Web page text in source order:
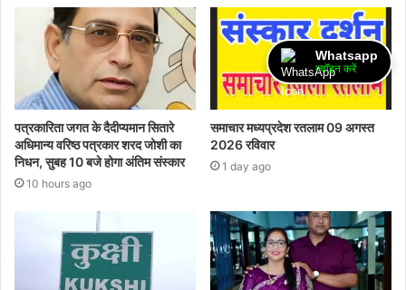
पत्रकारिता जगत के दैदीप्यमान सितारे
अधिमान्य वरिष्ठ पत्रकार शरद जोशी का
निधन, सुबह 10 बजे होगा अंतिम संस्कार
10 hours ago
समाचार मध्यप्रदेश रतलाम 09 अगस्त
2026 रविवार
1 day ago
Whatsapp
ज्वॉइन करें